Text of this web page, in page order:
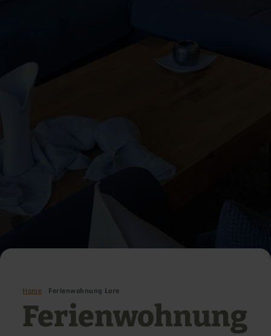
Home Ferienwohnung Lore
Ferienwohnung